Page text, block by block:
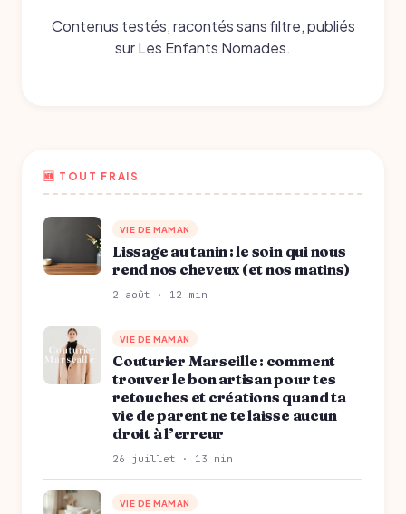
Contenus testés, racontés sans filtre, publiés
sur Les Enfants Nomades.
🆕 TOUT FRAIS
VIE DE MAMAN
Lissage au tanin : le soin qui nous
rend nos cheveux (et nos matins)
2 août · 12 min
VIE DE MAMAN
Couturier Marseille : comment
trouver le bon artisan pour tes
retouches et créations quand ta
vie de parent ne te laisse aucun
droit à l’erreur
26 juillet · 13 min
VIE DE MAMAN